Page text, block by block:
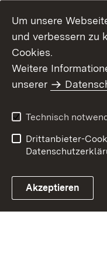
Um unsere
und verbessern zu
Cookies.
Weitere
unserer
Technisch
Drittanbieter-
Akzeptieren